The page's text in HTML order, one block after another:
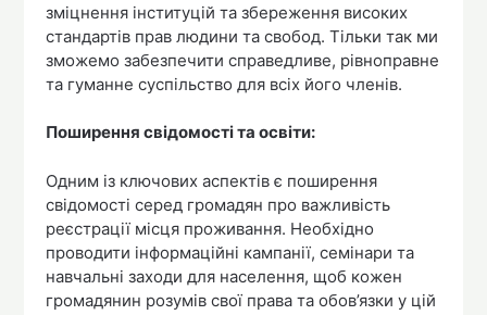
зміцнення інституцій та збереження високих
стандартів прав людини та свобод. Тільки так ми
зможемо забезпечити справедливе, рівноправне
та гуманне суспільство для всіх його членів.
Поширення свідомості та освіти:
Одним із ключових аспектів є поширення
свідомості серед громадян про важливість
реєстрації місця проживання. Необхідно
проводити інформаційні кампанії, семінари та
навчальні заходи для населення, щоб кожен
громадянин розумів свої права та обов’язки у цій